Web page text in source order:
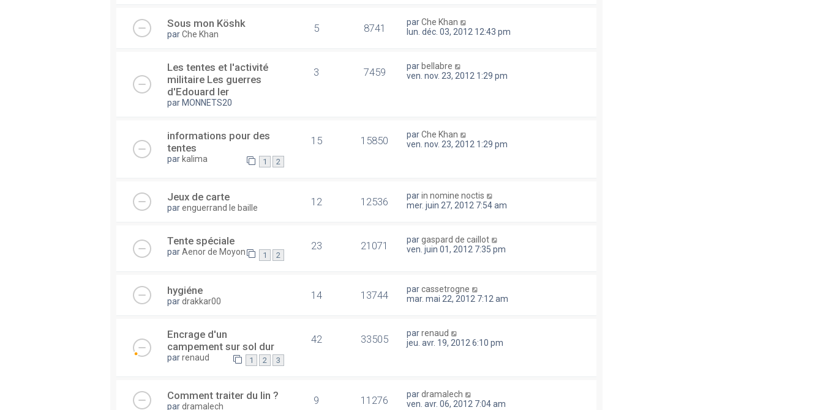
Sous mon Köshk
parChe Khan 5 8741 parChe Khan
lun. déc. 03, 2012 12:43 pm
Les tentes et l'activité
militaire Les guerres
d'Edouard Ier
par MONNETS20
3 7459 par bellabre
ven. nov. 23, 2012 1:29 pm
informations pour des
tentes
par kalima 1 2
15 15850 parChe Khan
ven. nov. 23, 2012 1:29 pm
Jeux de carte
parenguerrand le baille 12 12536 parin nomine noctis
mer. juin 27, 2012 7:54 am
Tente spéciale
parAenor de Moyon 1 2
23 21071 pargaspard de caillot
ven. juin 01, 2012 7:35 pm
hygiéne
pardrakkar00 14 13744 parcassetrogne
mar. mai 22, 2012 7:12 am
Encrage d'un
campement sur sol dur
parrenaud 1 2 3
42 33505 parrenaud
jeu. avr. 19, 2012 6:10 pm
Comment traiter du lin ?
pardramalech 9 11276 pardramalech
ven. avr. 06, 2012 7:04 am